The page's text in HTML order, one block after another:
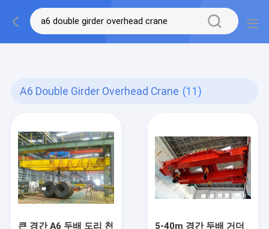
gtag('config', 'G-QWE9HWC3PF', {cookie_flags:
"SameSite=None;Secure"});
A6 Double Girder Overhead Crane (11)
큰 경간 A6 두배 도리 천
5-40m 경간 두배 거더